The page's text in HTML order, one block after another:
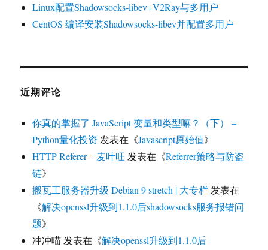
Linux配置Shadowsocks-libev+V2Ray与多用户
CentOS 编译安装Shadowsocks-libev并配置多用户
近期评论
你真的掌握了 JavaScript 变量和类型嘛？（下） –
Python量化投资 发表在《Javascript原始值》
HTTP Referer – 麦叶旺 发表在《Referrer策略与防盗
链》
搬瓦工服务器升级 Debian 9 stretch | 大专栏 发表在
《解决openssl升级到1.1.0后shadowsocks服务报错问
题》
冲冲喵 发表在《解决openssl升级到1.1.0后